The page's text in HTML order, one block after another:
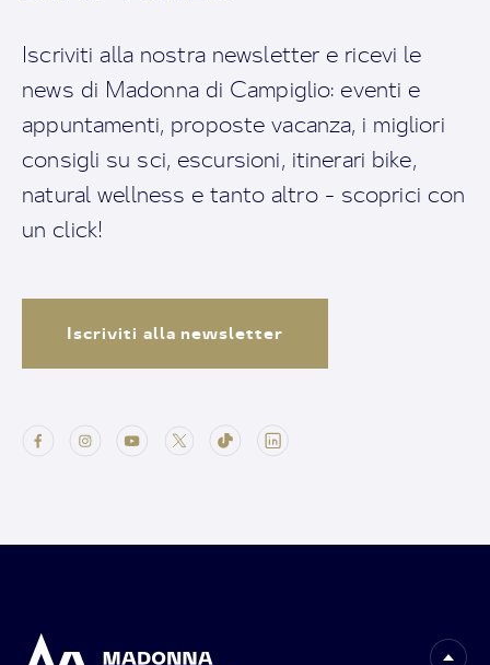
Iscriviti alla nostra newsletter e ricevi le
news di Madonna di Campiglio: eventi e
appuntamenti, proposte vacanza, i migliori
consigli su sci, escursioni, itinerari bike,
natural wellness e tanto altro - scoprici con
un click!
Iscriviti alla newsletter